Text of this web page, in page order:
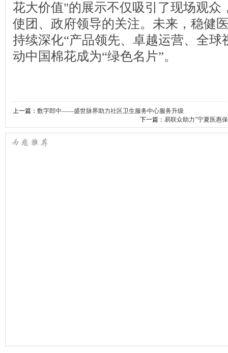
花大价值"的展示不仅吸引了现场观众
使团、政府领导的关注。未来，稳健
持续深化“产品领先、卓越运营、全球
动中国棉花成为“绿色名片”。
上一篇： 数字郎中——盛世脉界助力社区卫生服务中心服务升级
下一篇： 易联众助力"宁夏医惠